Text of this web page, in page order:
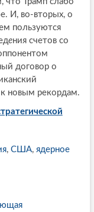
И, во-вторых, о
пользуются
ения счетов со
договор о
новым рекордам.
, США, ядерное